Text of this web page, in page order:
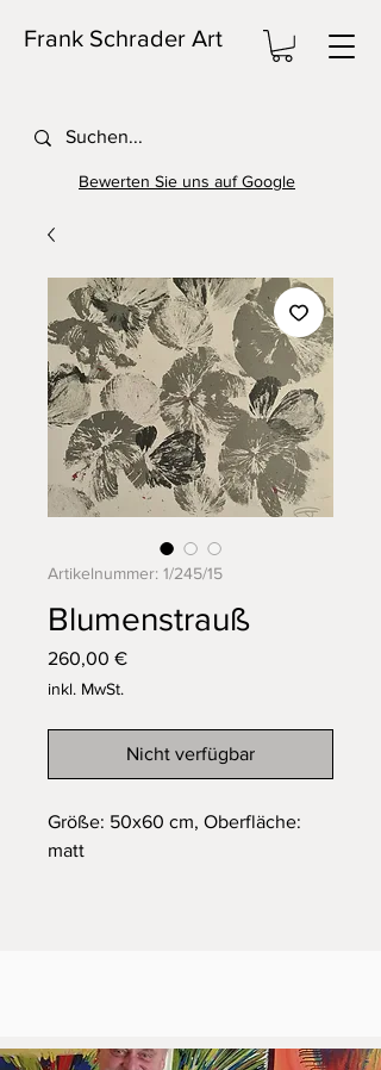
Frank Schrader Art
Bewerten Sie uns auf Google
Artikelnummer: 1/245/15
Blumenstrauß
260,00 €Preis
inkl. MwSt.
Nicht verfügbar
Größe: 50x60 cm, Oberfläche:
matt